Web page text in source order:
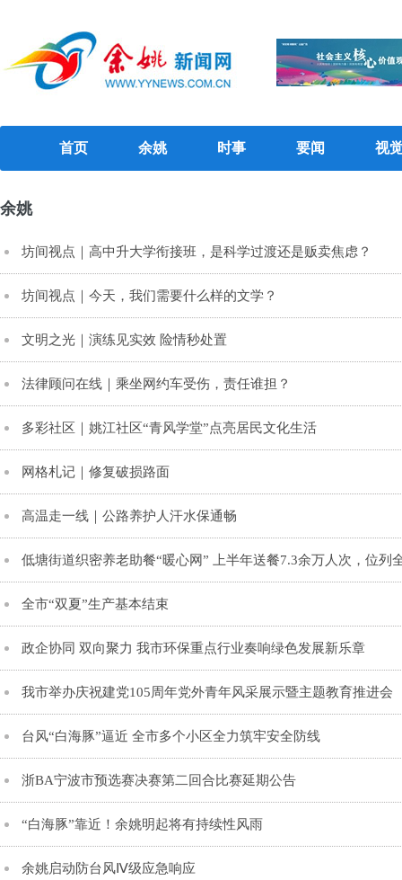
首页 余姚 时事 要闻 视
余姚
坊间视点｜高中升大学衔接班，是科学过渡还是贩卖焦虑？
坊间视点｜今天，我们需要什么样的文学？
文明之光｜​演练见实效 险情秒处置
法律顾问在线｜乘坐网约车受伤，责任谁担？
多彩社区｜姚江社区“青风学堂”点亮居民文化生活
网格札记｜修复破损路面
高温走一线｜​公路养护人汗水保通畅
低塘街道织密养老助餐“暖心网” 上半年送餐7.3余万人次，位列
全市“双夏”生产基本结束
政企协同 双向聚力 我市环保重点行业奏响绿色发展新乐章
我市举办庆祝建党105周年党外青年风采展示暨主题教育推进会
台风“白海豚”逼近 全市多个小区全力筑牢安全防线
浙BA宁波市预选赛决赛第二回合比赛延期公告
“白海豚”靠近！余姚明起将有持续性风雨
余姚启动防台风Ⅳ级应急响应